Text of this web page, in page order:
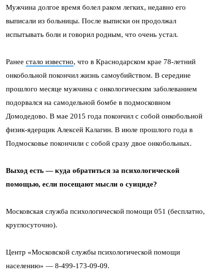
Мужчина долгое время болел раком легких, недавно его
выписали из больницы. После выписки он продолжал
испытывать боли и говорил родным, что очень устал.
Ранее стало известно, что в Краснодарском крае 78-летний
онкобольной покончил жизнь самоубийством. В середине
прошлого месяце мужчина с онкологическим заболеванием
подорвался на самодельной бомбе в подмосковном
Домодедово. В мае 2015 года покончил с собой онкобольной
физик-ядерщик Алексей Калагин. В июле прошлого года в
Подмосковье покончили с собой сразу двое онкобольных.
Выход есть — куда обратиться за психологической
помощью, если посещают мысли о суициде?
Московская служба психологической помощи 051 (бесплатно,
круглосуточно).
Центр «Московской службы психологической помощи
населению» — 8-499-173-09-09.